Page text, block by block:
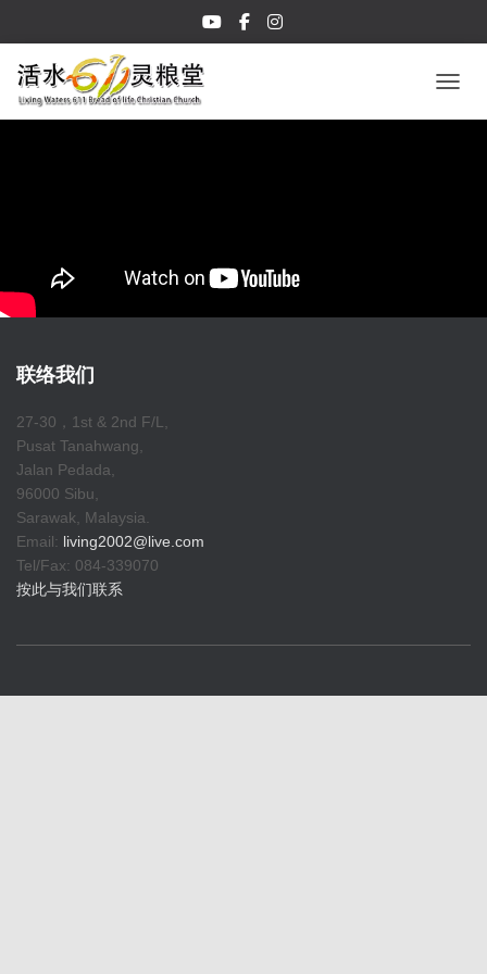
联络我们
27-30，1st & 2nd F/L,
Pusat Tanahwang,
Jalan Pedada,
96000 Sibu,
Sarawak, Malaysia.
Email: living2002@live.com
Tel/Fax: 084-339070
按此与我们联系